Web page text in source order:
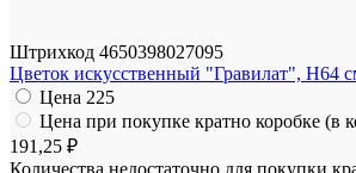
Штрихкод 4650398027095
Цветок искусственный "Гравилат", H64
Цена 225
Цена при покупке кратно коробке (в
191,25 ₽